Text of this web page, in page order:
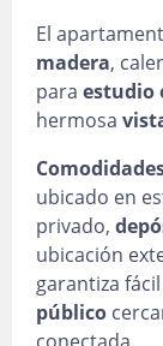
El
madera,
para estudio
hermosa
ubicado en
privado,
ubicación
garantiza
público